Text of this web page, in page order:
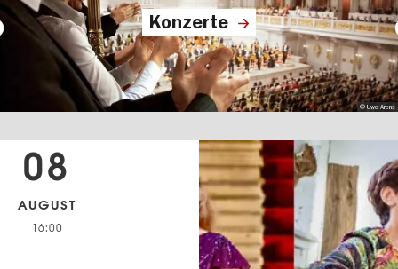
Konzerte
© Uwe Arens
08
AUGUST
16:00